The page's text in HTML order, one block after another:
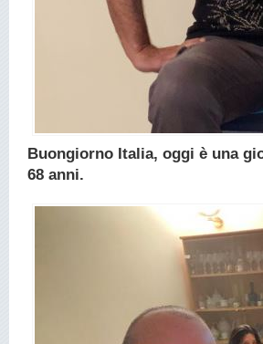
Buongiorno Italia, oggi è una
68 anni.